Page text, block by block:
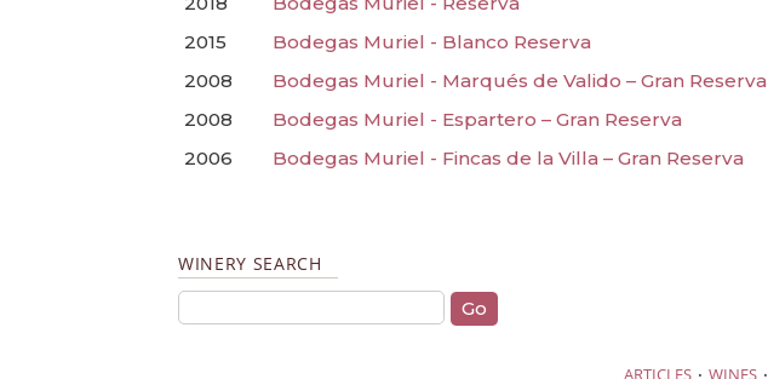
2015
Bodegas Muriel - Blanco Reserva
2008
Bodegas Muriel - Marqués de Valido – Gran Reserva
2008
Bodegas Muriel - Espartero – Gran Reserva
2006
Bodegas Muriel - Fincas de la Villa – Gran Reserva
WINERY SEARCH
ARTICLES · WINES ·